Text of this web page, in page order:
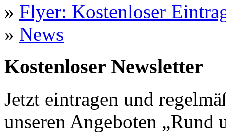
» Flyer: Kostenloser
» News
Kostenloser Newsletter
Jetzt eintragen und
unseren Angeboten „Rund